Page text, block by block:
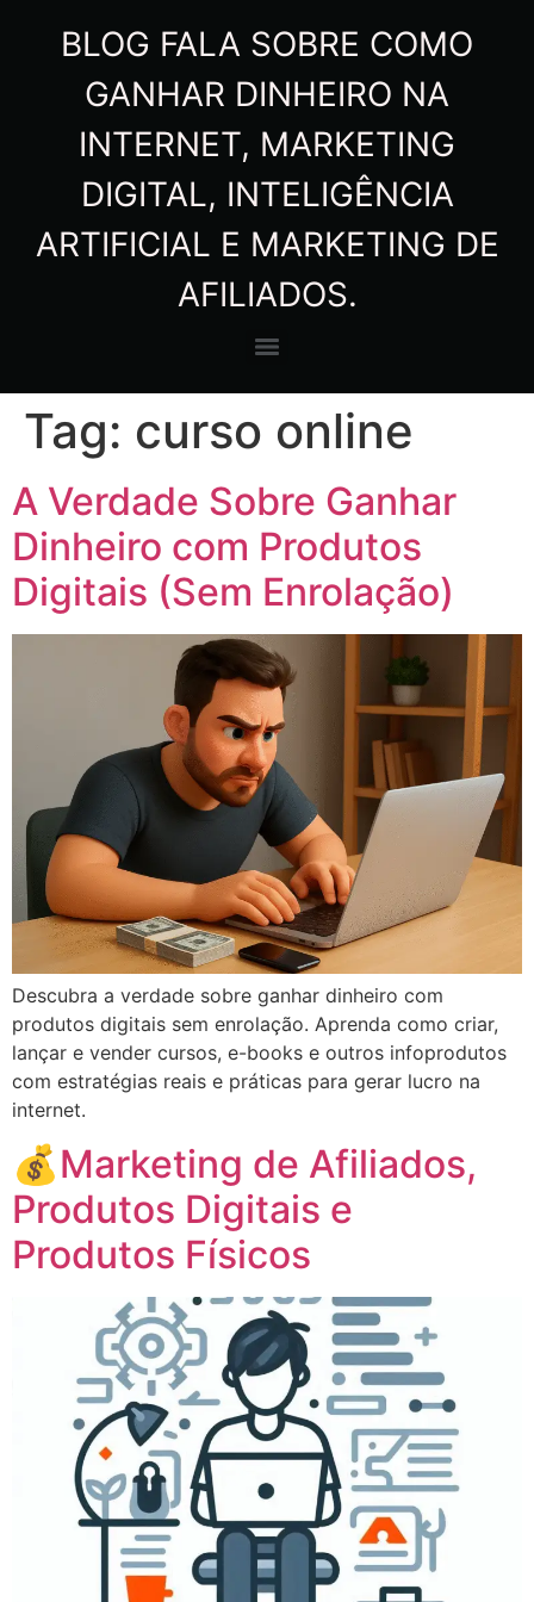
BLOG FALA SOBRE COMO
GANHAR DINHEIRO NA
INTERNET, MARKETING
DIGITAL, INTELIGÊNCIA
ARTIFICIAL E MARKETING DE
AFILIADOS.
Tag: curso online
A Verdade Sobre Ganhar
Dinheiro com Produtos
Digitais (Sem Enrolação)
Descubra a verdade sobre ganhar dinheiro com
produtos digitais sem enrolação. Aprenda como criar,
lançar e vender cursos, e-books e outros infoprodutos
com estratégias reais e práticas para gerar lucro na
internet.
💰Marketing de Afiliados,
Produtos Digitais e
Produtos Físicos